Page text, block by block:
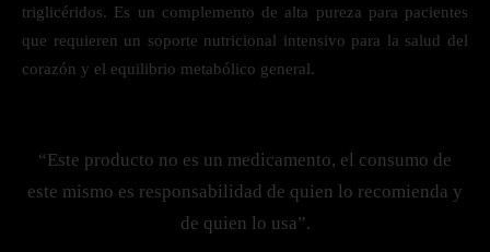
triglicéridos. Es un complemento de alta pureza para pacientes
que requieren un soporte nutricional intensivo para la salud del
corazón y el equilibrio metabólico general.
“Este producto no es un medicamento, el consumo de
este mismo es responsabilidad de quien lo recomienda y
de quien lo usa”.